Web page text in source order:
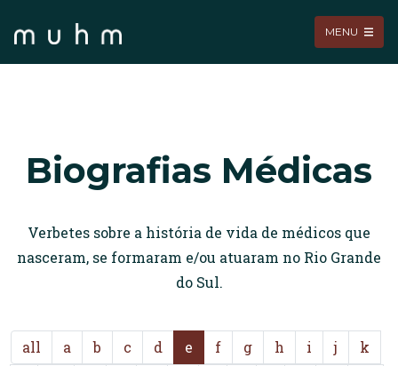
MENU
Biografias Médicas
Verbetes sobre a história de vida de médicos que
nasceram, se formaram e/ou atuaram no Rio Grande
do Sul.
all a b c d e f g h i j
k